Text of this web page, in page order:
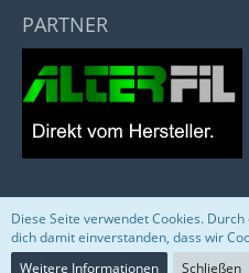
PARTNER
Community-
Diese Seite verwendet Cookies.
dich damit einverstanden, dass wir
Weitere Informationen
Schließen